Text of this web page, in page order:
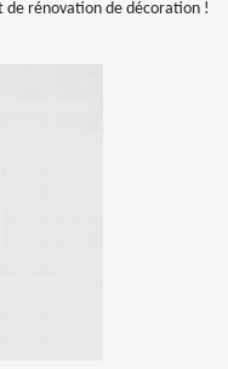
de rénovation de décoration !